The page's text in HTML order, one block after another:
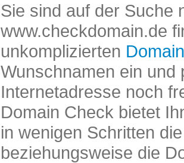
Sie sind auf der Suche
www.checkdomain.de
unkomplizierten
Wunschnamen ein und
Internetadresse noch
Domain Check bietet
in wenigen Schritten
beziehungsweise die